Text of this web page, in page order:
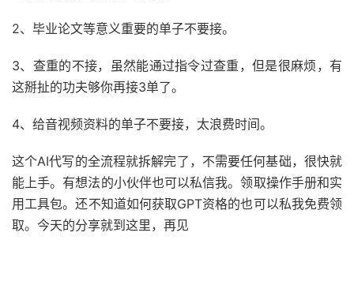
2、毕业论文等意义重要的单子不要接。
3、查重的不接，虽然能通过指令过查重，但是很麻烦，有
这掰扯的功夫够你再接3单了。
4、给音视频资料的单子不要接，太浪费时间。
这个AI代写的全流程就拆解完了，不需要任何基础，很快就
能上手。有想法的小伙伴也可以私信我。领取操作手册和实
用工具包。还不知道如何获取GPT资格的也可以私我免费领
取。今天的分享就到这里，再见